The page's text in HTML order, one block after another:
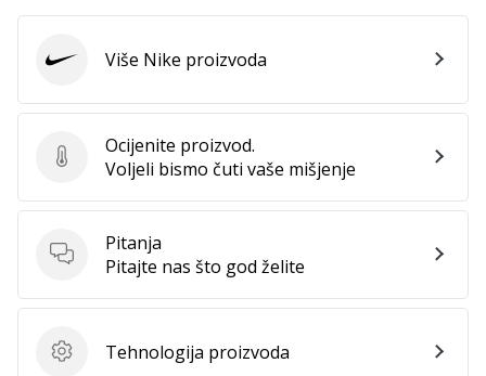
Ocijenite proizvod.
Ocijenite proizvod.
Voljeli bismo čuti vaše mišjenje
Pitanja
Pitanja
Pitajte nas što god želite
Tehnologija proizvoda
Tehnologija proizvoda
Nike Više Nike proizvoda